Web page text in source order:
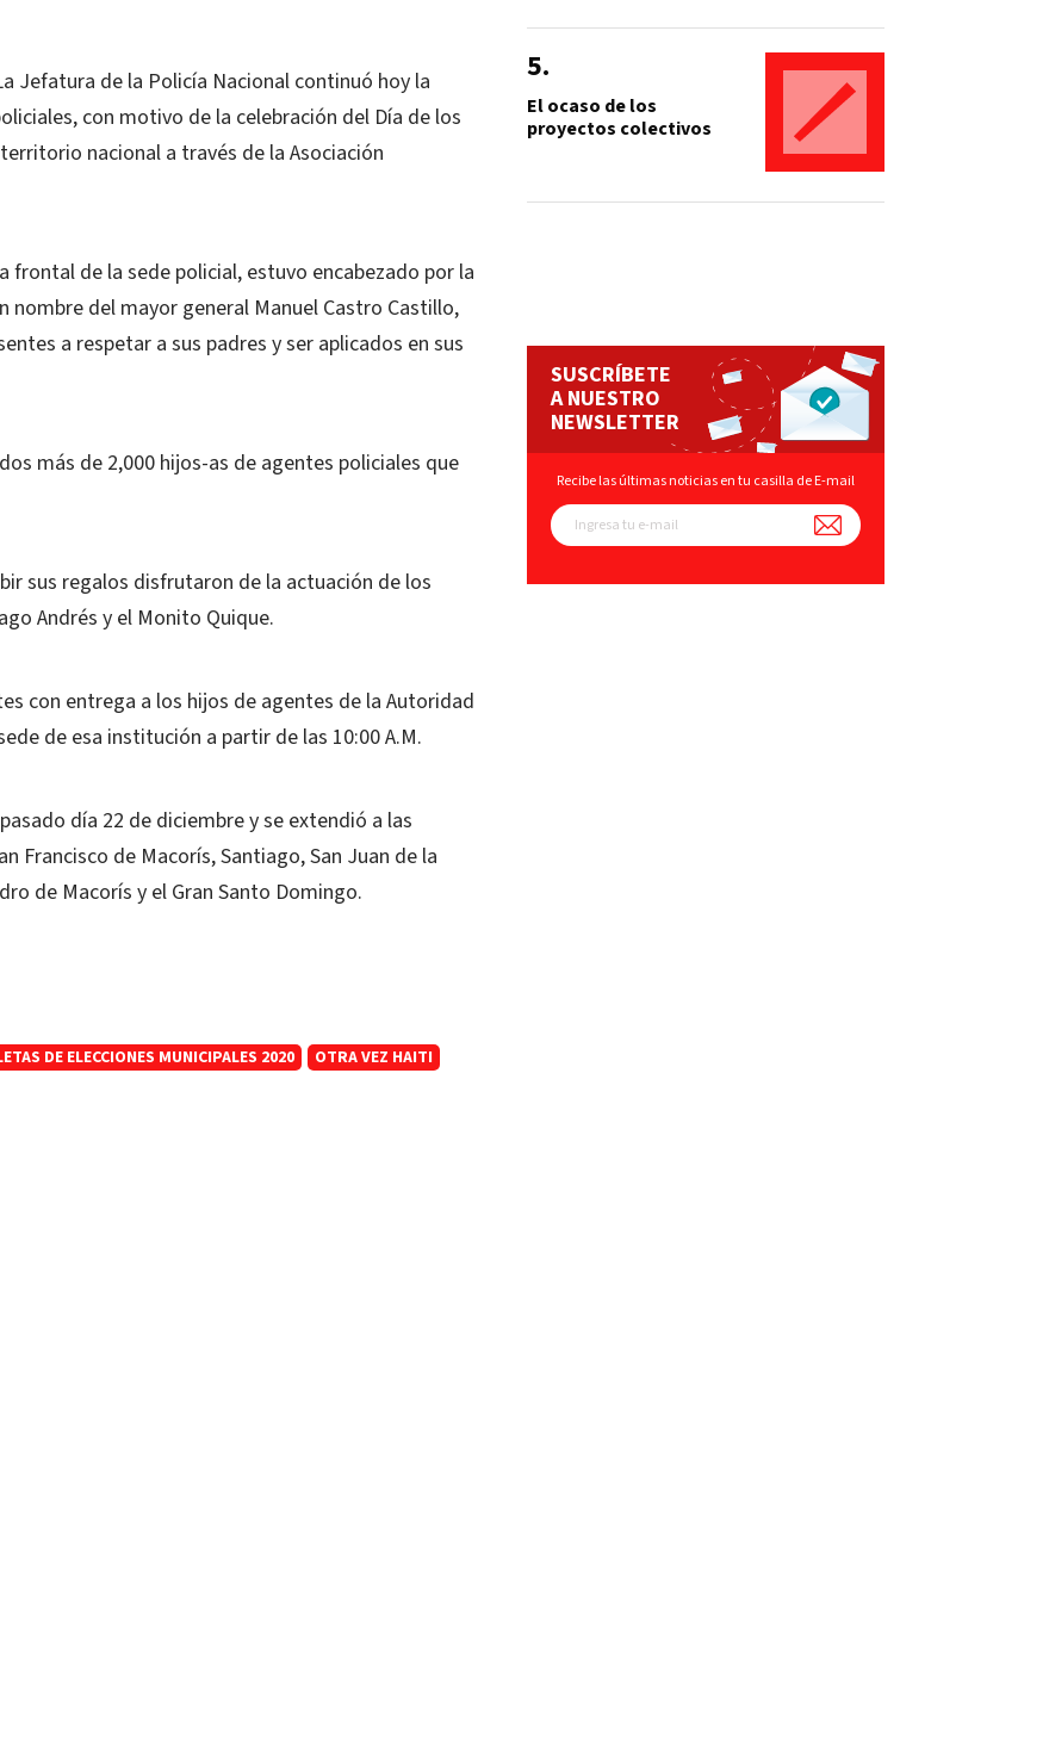
Jefatura de la Policía Nacional continuó hoy la
con motivo de la celebración del Día de los
nacional a través de la Asociación
frontal de la sede policial, estuvo encabezado por la
nombre del mayor general Manuel Castro Castillo,
a respetar a sus padres y ser aplicados en sus
más de 2,000 hijos-as de agentes policiales que
sus regalos disfrutaron de la actuación de los
Andrés y el Monito Quique.
con entrega a los hijos de agentes de la Autoridad
de esa institución a partir de las 10:00 A.M.
día 22 de diciembre y se extendió a las
Francisco de Macorís, Santiago, San Juan de la
de Macorís y el Gran Santo Domingo.
DE ELECCIONES MUNICIPALES 2020
OTRA VEZ HAITI
El ocaso de los
proyectos colectivos
SUSCRÍBETE
A NUESTRO
NEWSLETTER
Recibe las últimas noticias en tu casilla de E-mail